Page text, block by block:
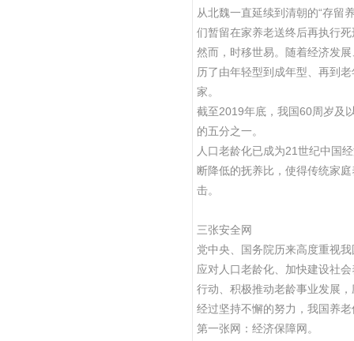
从北魏一直延续到清朝的“存留
们暂留在家养老送终后再执行
然而，时移世易。随着经济发
历了由年轻型到成年型、再到
家。
截至2019年底，我国60周岁及
的五分之一。
人口老龄化已成为21世纪中国
断降低的抚养比，使得传统家
击。
三张安全网
党中央、国务院历来高度重视
应对人口老龄化、加快建设社
行动、积极推动老龄事业发展
经过坚持不懈的努力，我国养
第一张网：经济保障网。